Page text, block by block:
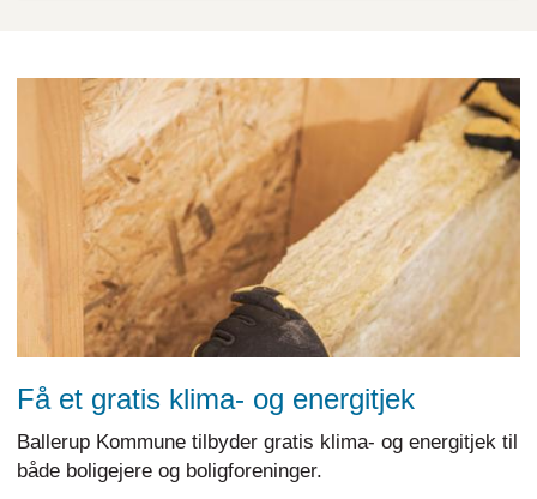
Få et gratis klima- og energitjek
Ballerup Kommune tilbyder gratis klima- og energitjek til
både boligejere og boligforeninger.